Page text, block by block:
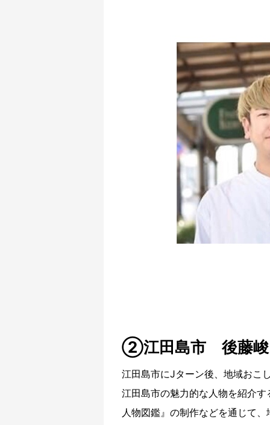
②江田島市 後藤峻
江田島市にJターン後、地域おこ
江田島市の魅力的な人物を紹介
人物図鑑』の制作などを通じて